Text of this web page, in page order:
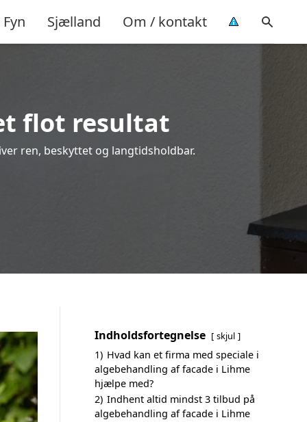
Fyn Sjælland Om / kontakt
flot resultat
ren, beskyttet og langtidsholdbar.
Indholdsfortegnelse skjul
1) Hvad kan et firma med speciale i
algebehandling af facade i Lihme
hjælpe med?
2) Indhent altid mindst 3 tilbud på
algebehandling af facade i Lihme